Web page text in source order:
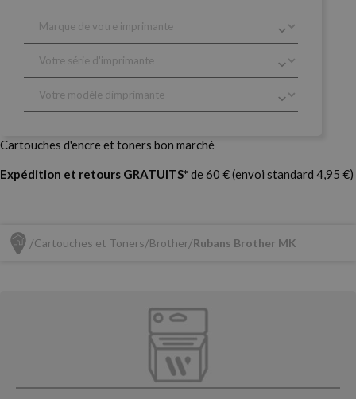
Cartouches d'encre et toners bon marché
Expédition et retours GRATUITS* de 60 € (envoi standard 4,95 €)
Cartouches et Toners Brother Rubans Brother MK